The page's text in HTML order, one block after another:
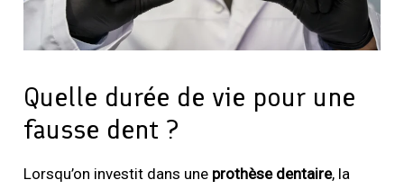
Quelle durée de vie pour une
fausse dent ?
Lorsqu’on investit dans une prothèse dentaire, la